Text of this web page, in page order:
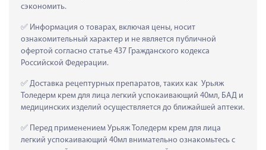
сэкономить.
Информация о товарах, включая цены, носит
ознакомительный характер и не является публичной
офертой согласно статье 437 Гражданского кодекса
Российской Федерации.
Доставка рецептурных препаратов, таких как  Урьяж
Толедерм крем для лица легкий успокаивающий 40мл, БАД и
медицинских изделий осуществляется до ближайшей аптеки.
Перед применением Урьяж Толедерм крем для лица
легкий успокаивающий 40мл внимательно ознакомьтесь с